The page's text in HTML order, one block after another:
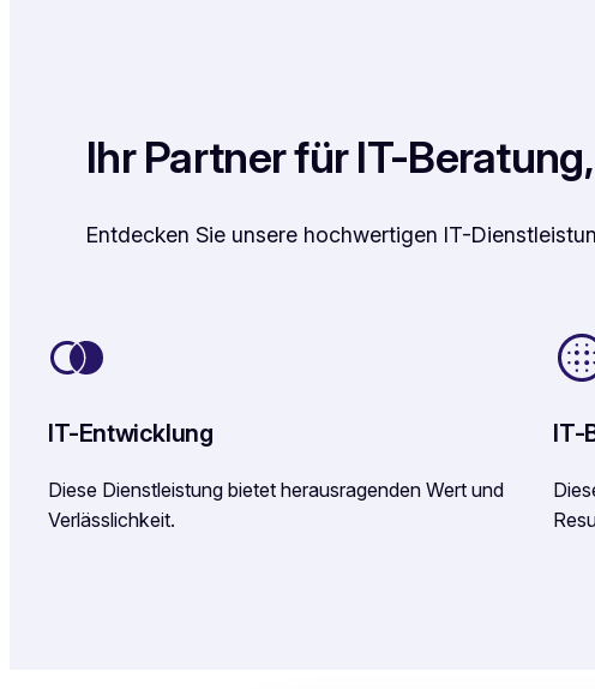
Ihr Partner für IT-
Entdecken Sie unsere hochwertigen IT-
IT-Entwicklung
Diese Dienstleistung bietet herausragenden Wert und
Verlässlichkeit.
IT-